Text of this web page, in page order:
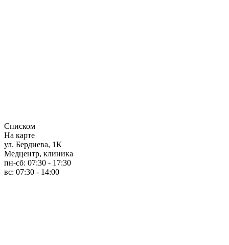
Списком
На карте
ул. Бердиева, 1К
Медцентр, клиника
пн-сб: 07:30 - 17:30
вс: 07:30 - 14:00